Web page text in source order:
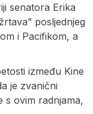
senatora Erika
posljednjeg
i Pacifikom, a
između Kine
je zvanični
s ovim radnjama,